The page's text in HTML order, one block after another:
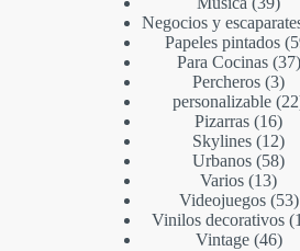
Negocios y
Papeles pintados
Para Cocinas 37
Percheros 3
personalizable 22
Pizarras 16
Skylines 12
Urbanos 58
Varios 13
Videojuegos 53
Vinilos decorativos
Vintage 46